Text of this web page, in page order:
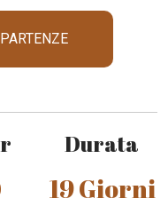
Durata
19 Giorni